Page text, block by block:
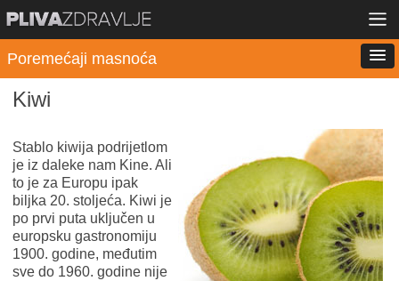
Poremećaji masnoća
Kiwi
Stablo kiwija podrijetlom
je iz daleke nam Kine. Ali
to je za Europu ipak
biljka 20. stoljeća. Kiwi je
po prvi puta uključen u
europsku gastronomiju
1900. godine, međutim
sve do 1960. godine nije